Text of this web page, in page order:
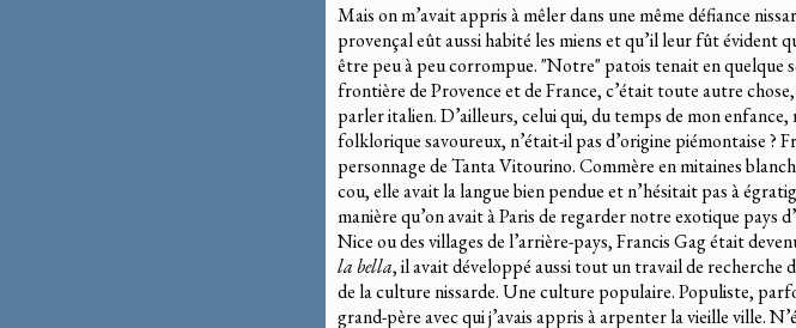
Mais on m’avait appris à mêler dans une même défiance
provençal eût aussi habité les miens et qu’il leur fût évident
être peu à peu corrompue. "Notre" patois tenait en quelque
frontière de Provence et de France, c’était toute autre
parler italien. D’ailleurs, celui qui, du temps de mon
folklorique savoureux, n’était-il pas d’origine piémontaise ?
personnage de Tanta Vitourino. Commère en mitaines
cou, elle avait la langue bien pendue et n’hésitait pas à
manière qu’on avait à Paris de regarder notre exotique pays
Nice ou des villages de l’arrière-pays, Francis Gag était
la bella, il avait développé aussi tout un travail de
de la culture nissarde. Une culture populaire. Populiste,
grand-père avec qui j’avais appris à arpenter la vieille ville.